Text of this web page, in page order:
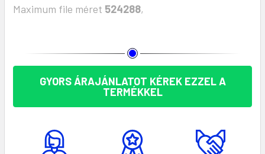
Maximum file méret 524288,
GYORS ÁRAJÁNLATOT KÉREK EZZEL A
TERMÉKKEL